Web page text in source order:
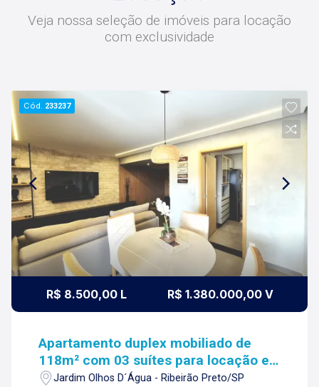
140 funcionários e parceiros de negócios e ao
longo da nossa caminhada já administramos
Preto e região com mais de 20.000 opções, em
todos os cantos da cidade, para todos os
padrões e para todos os gostos de nossos
clientes. Se você deseja comprar, alugar ou
negociar seu próprio imóvel, nós somos a
imobiliária certa, porque para a Lago o que vale
é o relacionamento, portanto, venha tomar um
café conosco em uma de nossas três lojas:
Lago Vendas - Av. Presidente Vargas, 407, Lago
Locação - Rua Barão do Amazonas, 1700 e Lago
Administrativo/Cadastro - Rua Altino Arantes,
644.
Veja nossa seleção de imóveis para locação
com exclusividade
Cód. 233237
R$ 8.500,00 L R$ 1.380.000,00 V
Apartamento duplex mobiliado de
118m² com 03 suítes para locação e
venda - Jardim Olhos D`Água
Jardim Olhos D´Água - Ribeirão Preto/SP